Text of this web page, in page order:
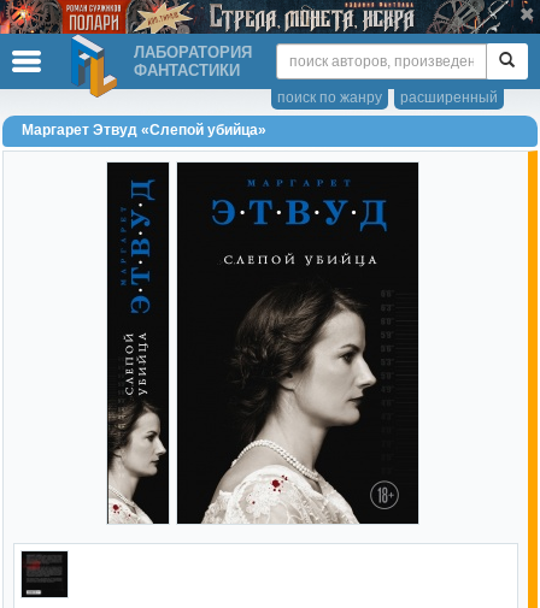
ЛАБОРАТОРИЯ
ФАНТАСТИКИ
расширенный
поиск по жанру
Маргарет Этвуд «Слепой убийца»